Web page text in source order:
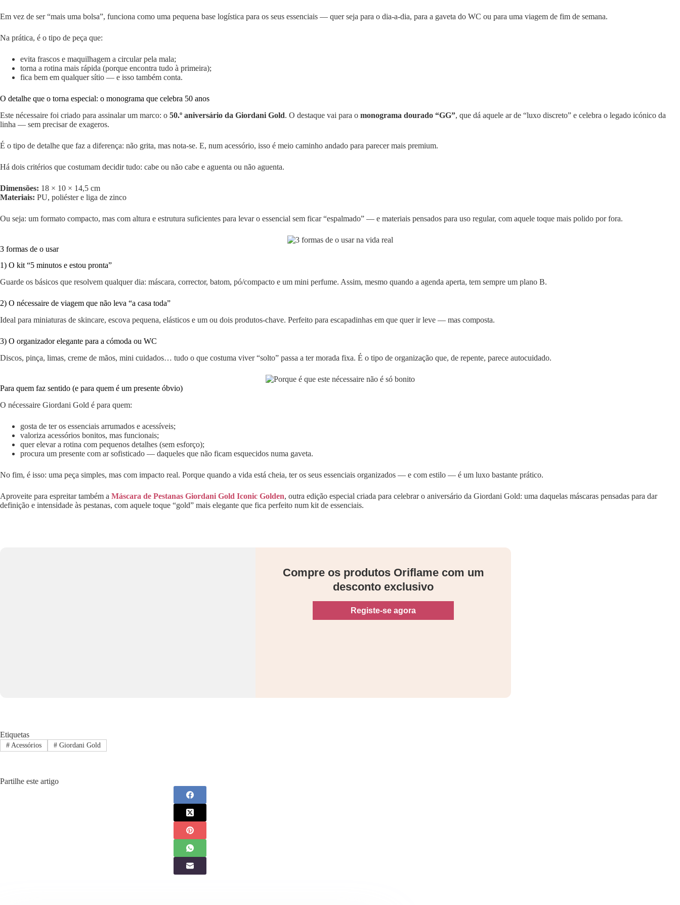
Em vez de ser “mais uma bolsa”, funciona como uma pequena base logística para os seus essenciais — quer seja para o dia-a-dia, para a gaveta do WC ou para uma viagem de fim de semana.
Na prática, é o tipo de peça que:
evita frascos e maquilhagem a circular pela mala;
torna a rotina mais rápida (porque encontra tudo à primeira);
fica bem em qualquer sítio — e isso também conta.
O detalhe que o torna especial: o monograma que celebra 50 anos
Este nécessaire foi criado para assinalar um marco: o 50.º aniversário da Giordani Gold. O destaque vai para o monograma dourado “GG”, que dá aquele ar de “luxo discreto” e celebra o legado icónico da
linha — sem precisar de exageros.
É o tipo de detalhe que faz a diferença: não grita, mas nota-se. E, num acessório, isso é meio caminho andado para parecer mais premium.
Há dois critérios que costumam decidir tudo: cabe ou não cabe e aguenta ou não aguenta.
Dimensões: 18 × 10 × 14,5 cm
Materiais: PU, poliéster e liga de zinco
Ou seja: um formato compacto, mas com altura e estrutura suficientes para levar o essencial sem ficar “espalmado” — e materiais pensados para uso regular, com aquele toque mais polido por fora.
3 formas de o usar
1) O kit “5 minutos e estou pronta”
Guarde os básicos que resolvem qualquer dia: máscara, corrector, batom, pó/compacto e um mini perfume. Assim, mesmo quando a agenda aperta, tem sempre um plano B.
2) O nécessaire de viagem que não leva “a casa toda”
Ideal para miniaturas de skincare, escova pequena, elásticos e um ou dois produtos-chave. Perfeito para escapadinhas em que quer ir leve — mas composta.
3) O organizador elegante para a cómoda ou WC
Discos, pinça, limas, creme de mãos, mini cuidados… tudo o que costuma viver “solto” passa a ter morada fixa. É o tipo de organização que, de repente, parece autocuidado.
Para quem faz sentido (e para quem é um presente óbvio)
O nécessaire Giordani Gold é para quem:
gosta de ter os essenciais arrumados e acessíveis;
valoriza acessórios bonitos, mas funcionais;
quer elevar a rotina com pequenos detalhes (sem esforço);
procura um presente com ar sofisticado — daqueles que não ficam esquecidos numa gaveta.
No fim, é isso: uma peça simples, mas com impacto real. Porque quando a vida está cheia, ter os seus essenciais organizados — e com estilo — é um luxo bastante prático.
Aproveite para espreitar também a Máscara de Pestanas Giordani Gold Iconic Golden, outra edição especial criada para celebrar o aniversário da Giordani Gold: uma daquelas máscaras pensadas para dar
definição e intensidade às pestanas, com aquele toque “gold” mais elegante que fica perfeito num kit de essenciais.
Compre os produtos Oriflame com um
desconto exclusivo
Registe-se agora
Etiquetas
#Acessórios #Giordani Gold
Partilhe este artigo